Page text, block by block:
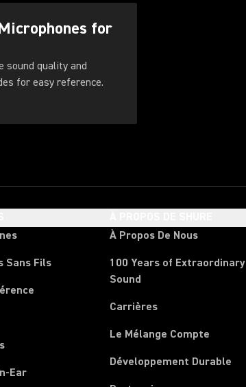
for
sound quality and
these guides for easy reference.
Sans Fils
Ear
À Propos De Nous
100 Years of Extraordinary
Sound
Carrières
Le Mélange Compte
Développement Durable